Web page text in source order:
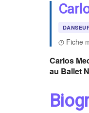
Fiche
Carlos
au Ballet